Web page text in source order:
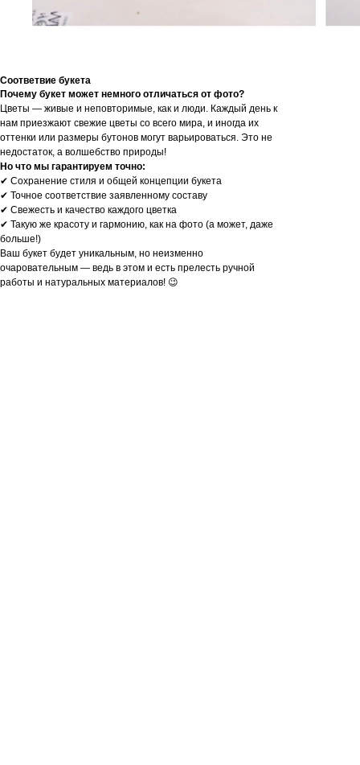
Соответвие букета
Почему букет может немного отличаться от фото?
Цветы — живые и неповторимые, как и люди. Каждый день к
нам приезжают свежие цветы со всего мира, и иногда их
оттенки или размеры бутонов могут варьироваться. Это не
недостаток, а волшебство природы!
Но что мы гарантируем точно:
✔ Сохранение стиля и общей концепции букета
✔ Точное соответствие заявленному составу
✔ Свежесть и качество каждого цветка
✔ Такую же красоту и гармонию, как на фото (а может, даже
больше!)
Ваш букет будет уникальным, но неизменно
очаровательным — ведь в этом и есть прелесть ручной
работы и натуральных материалов! 😉